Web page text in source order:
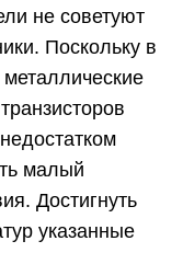
не советуют
Поскольку в
малый
Достигнуть
указанные